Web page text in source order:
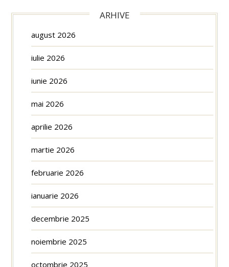
ARHIVE
august 2026
iulie 2026
iunie 2026
mai 2026
aprilie 2026
martie 2026
februarie 2026
ianuarie 2026
decembrie 2025
noiembrie 2025
octombrie 2025